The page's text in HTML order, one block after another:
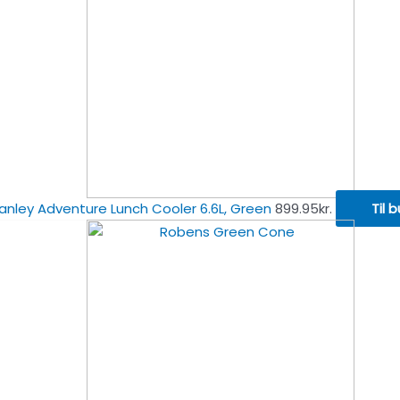
Adventure Lunch Cooler 6.6L, Green899.95kr. Til